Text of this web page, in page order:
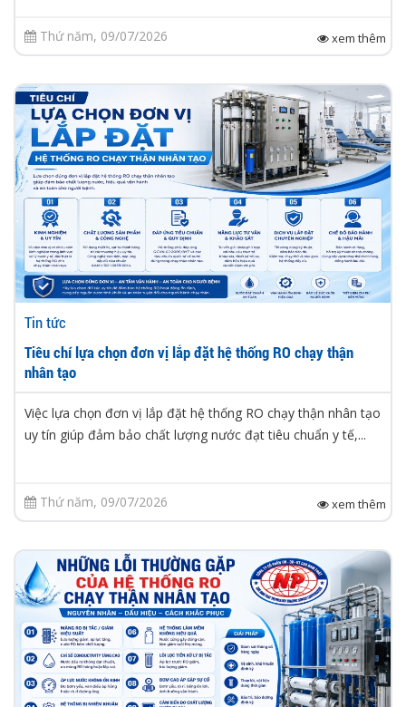
Thứ năm, 09/07/2026 xem thêm
Tin tức
Tiêu chí lựa chọn đơn vị lắp đặt hệ thống RO chạy thận
nhân tạo
Việc lựa chọn đơn vị lắp đặt hệ thống RO chạy thận nhân tạo
uy tín giúp đảm bảo chất lượng nước đạt tiêu chuẩn y tế,...
Thứ năm, 09/07/2026 xem thêm